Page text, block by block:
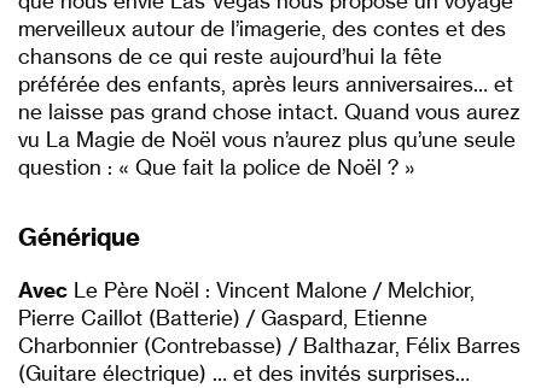
merveilleux autour de l’imagerie, des contes et des
chansons de ce qui reste aujourd’hui la fête
préférée des enfants, après leurs anniversaires… et
ne laisse pas grand chose intact. Quand vous aurez
vu La Magie de Noël vous n’aurez plus qu’une seule
question : « Que fait la police de Noël ? »
Générique
Avec Le Père Noël : Vincent Malone / Melchior,
Pierre Caillot (Batterie) / Gaspard, Etienne
Charbonnier (Contrebasse) / Balthazar, Félix Barres
(Guitare électrique) … et des invités surprises…